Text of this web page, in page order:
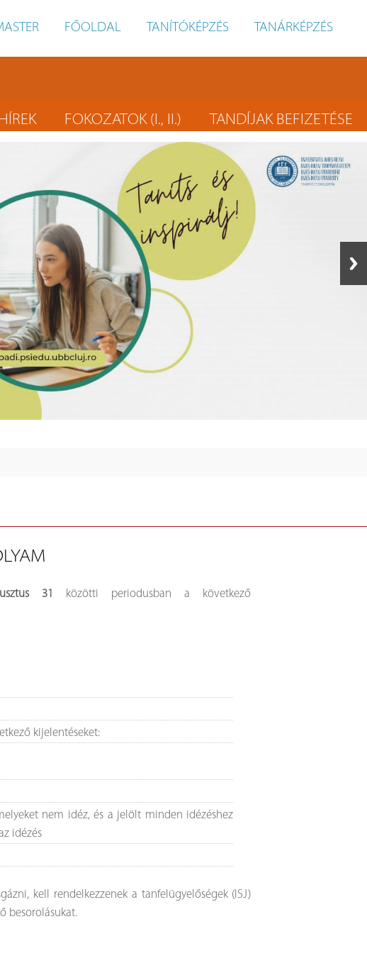
FŐOLDAL TANÍTÓKÉPZÉS TANÁRKÉPZÉS
HÍREK FOKOZATOK (I., II.) TANDÍJAK BEFIZETÉSE
31
közötti periodusban a következő
kijelentéseket:
nem idéz, és a jelölt minden idézéshez
idézés
kell rendelkezzenek a tanfelügyelőségek (ISJ)
besorolásukat.